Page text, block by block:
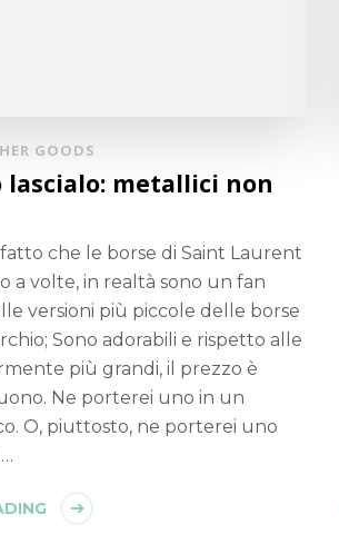
GOODS
lascialo: metallici non
che le borse di Saint Laurent
a volte, in realtà sono un fan
versioni più piccole delle borse
Sono adorabili e rispetto alle
più grandi, il prezzo è
Ne porterei uno in un
O, piuttosto, ne porterei uno